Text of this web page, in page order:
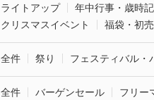
ライトアップ
年中行事・歳時記
クリスマスイベント
福袋・初
全件 祭り フェスティバル・
全件 バーゲンセール フリー